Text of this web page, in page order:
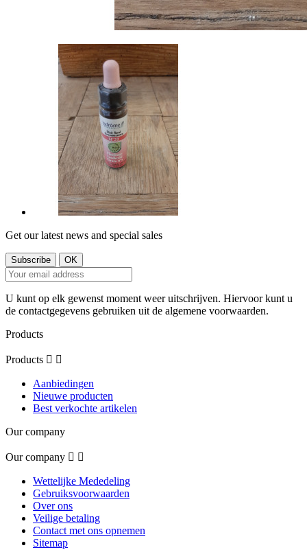
Get our latest news and special sales
U kunt op elk gewenst moment weer uitschrijven. Hiervoor kunt u
de contactgegevens gebruiken uit de algemene voorwaarden.
Products
Products  
Aanbiedingen
Nieuwe producten
Best verkochte artikelen
Our company
Our company  
Wettelijke Mededeling
Gebruiksvoorwaarden
Over ons
Veilige betaling
Contact met ons opnemen
Sitemap